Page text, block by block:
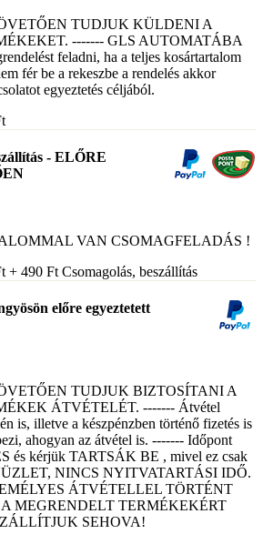
TUDJUK KÜLDENI A
------- GLS AUTOMATÁBA
feladni, ha a teljes kosártartalom
fér be a rekeszbe a rendelés akkor
egyeztetés céljából.
- ELŐRE
VAN CSOMAGFELADÁS !
+ 490 Ft Csomagolás, beszállítás
előre egyeztetett
TUDJUK BIZTOSÍTANI A
ÁTVÉTELÉT. ------- Átvétel
is, illetve a készpénzben történő fizetés is
ahogyan az átvétel is. ------- Időpont
és kérjük TARTSÁK BE , mivel ez csak
ÜZLET, NINCS NYITVATARTÁSI IDŐ.
ÁTVÉTELLEL TÖRTÉNT
MEGRENDELT TERMÉKEKÉRT
SEHOVA!